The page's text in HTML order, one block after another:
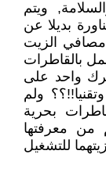
ويتم
بديلا عن
مصافي الزيت
بالقاطرات
واحد على
ولم
بحرية
الرغم من معرفتها
للتشغيل